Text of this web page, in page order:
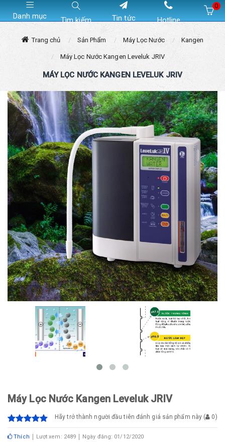
Danh mục Tìm kiếm Tin tức Hotline
0
Trang chủ Sản Phẩm Máy Lọc Nước Kangen
Máy Lọc Nước Kangen Leveluk JRIV
MÁY LỌC NƯỚC KANGEN LEVELUK JRIV
Máy Lọc Nước Kangen Leveluk JRIV
Hãy trở thành người đầu tiên đánh giá sản phẩm này ( 0)
Thích Lượt xem: 2489 Ngày đăng: 01/12/2020